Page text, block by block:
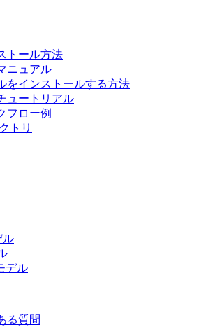
トール方法
ニュアル
をインストールする方法
ュートリアル
フロー例
トリ
ル
デル
る質問